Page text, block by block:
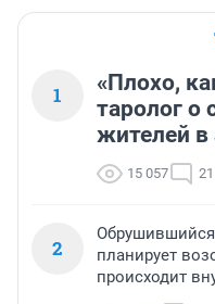
1
«Плохо,
таролог о
жителей в
15 057 21
2
Обрушившийся
планирует
происходит